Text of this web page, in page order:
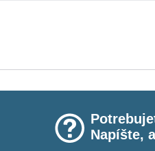
Napíšte,